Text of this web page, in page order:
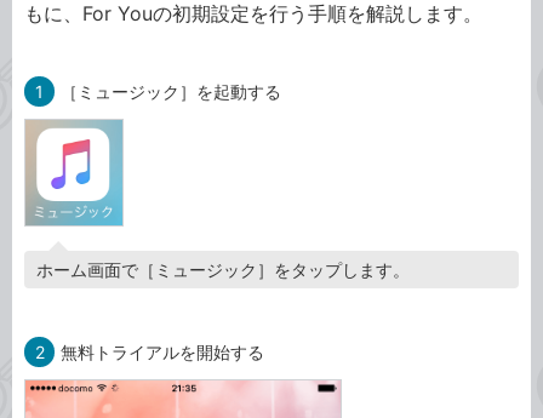
もに、For Youの初期設定を行う手順を解説します。
1 ［ミュージック］を起動する
ホーム画面で［ミュージック］をタップします。
2 無料トライアルを開始する